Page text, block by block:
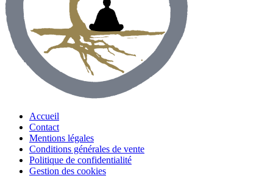
Accueil
Contact
Mentions légales
Conditions générales de vente
Politique de confidentialité
Gestion des cookies